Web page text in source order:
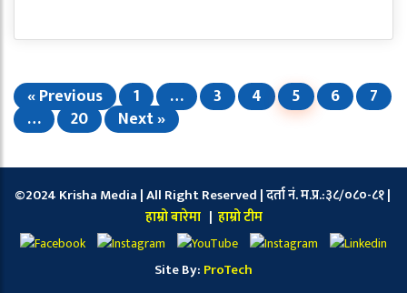
« Previous 1 … 3 4 5 6
7
…
20 Next »
©2024 Krisha Media | All Right Reserved | दर्ता नं. म.प्र.:३८/०८०-८१ |
हाम्रो बारेमा | हाम्रो टीम
Site By: ProTech